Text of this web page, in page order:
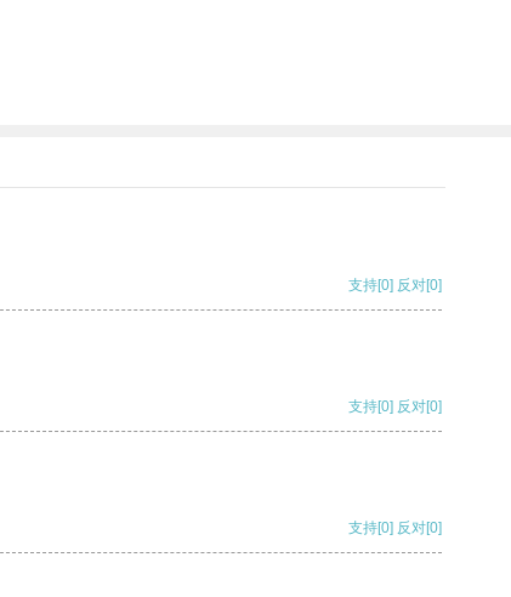
支持[0] 反对[0]
支持[0] 反对[0]
支持[0] 反对[0]